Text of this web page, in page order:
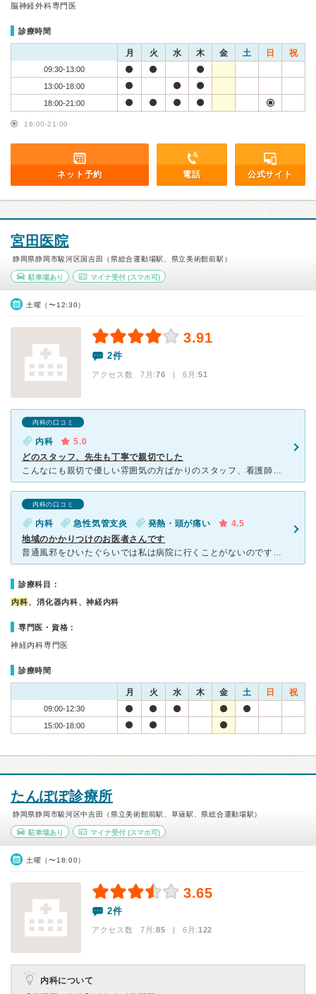
脳神経外科専門医
診療時間
月 火 水 木 金 土 日 祝
09:30-13:00
13:00-18:00
18:00-21:00
16:00-21:00
ネット予約 電話 公式サイト
宮田医院
静岡県静岡市駿河区国吉田（県総合運動場駅、県立美術館前駅）
駐車場あり マイナ受付(スマホ可)
土曜（〜12:30）
3.91
2件
アクセス数 7月:76 | 6月:51
内科の口コミ
内科
5.0
どのスタッフ、先生も丁寧で親切でした
こんなにも親切で優しい雰囲気の方ばかりのスタッフ、看護師、先生方で驚きました。採血の時も痛いよね、とか血見るの怖いよねとか共感して寄り添ってくれました。体調が悪すぎて顔が真っ白だった時も他の病院だとそ
内科の口コミ
内科 急性気管支炎 発熱・頭が痛い
4.5
地域のかかりつけのお医者さんです
普通風邪をひいたぐらいでは私は病院に行くことがないのですが、インフルエンザが心配で、もしインフルエンザになっていて孫にインフルエンザを感染させてしまうのが怖くて受信しましたが、インフルエンザの検査はも
診療科目：
内科、消化器内科、神経内科
専門医・資格：
神経内科専門医
診療時間
月 火 水 木 金 土 日 祝
09:00-12:30
15:00-18:00
たんぽぽ診療所
静岡県静岡市駿河区中吉田（県立美術館前駅、草薙駅、県総合運動場駅）
駐車場あり マイナ受付(スマホ可)
土曜（〜18:00）
3.65
2件
アクセス数 7月:85 | 6月:122
内科について